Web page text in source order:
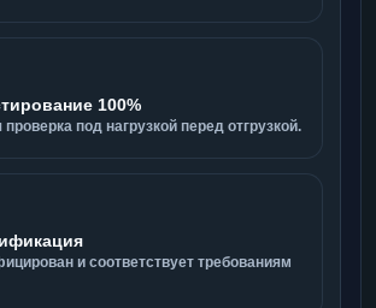
100%
под нагрузкой перед отгрузкой.
и соответствует требованиям